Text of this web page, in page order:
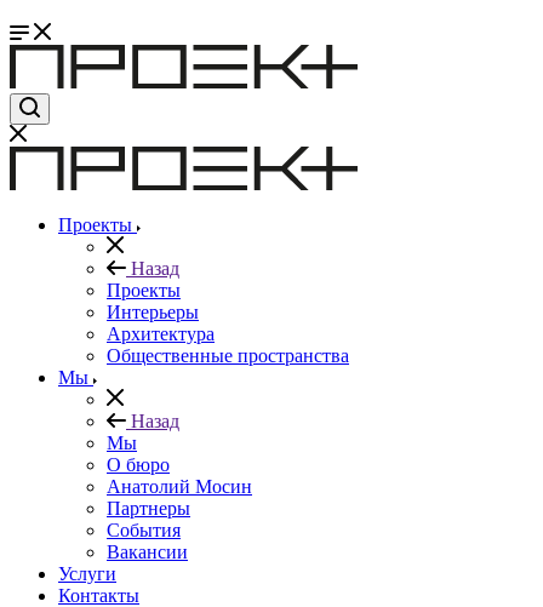
Проекты
Назад
Проекты
Интерьеры
Архитектура
Общественные пространства
Мы
Назад
Мы
О бюро
Анатолий Мосин
Партнеры
События
Вакансии
Услуги
Контакты